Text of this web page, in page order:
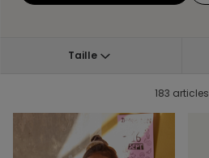
Taille
183 articles